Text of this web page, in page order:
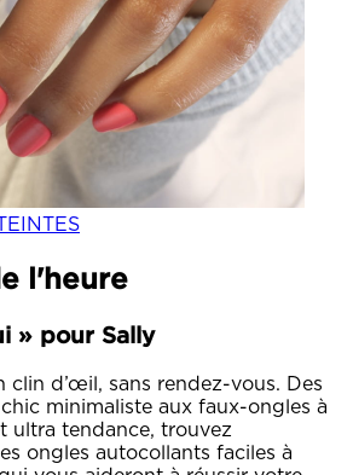
l'heure
» pour Sally
clin d’œil, sans rendez-vous. Des
minimaliste aux faux-ongles à
ultra tendance, trouvez
ongles autocollants faciles à